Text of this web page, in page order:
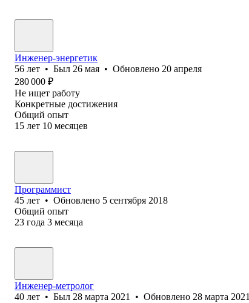
Инженер-энергетик
56 лет • Был 26 мая • Обновлено 20 апреля
280 000 ₽
Не ищет работу
Конкретные достижения
Общий опыт
15 лет 10 месяцев
Программист
45 лет • Обновлено 5 сентября 2018
Общий опыт
23 года 3 месяца
Инженер-метролог
40 лет • Был 28 марта 2021 • Обновлено 28 марта 2021